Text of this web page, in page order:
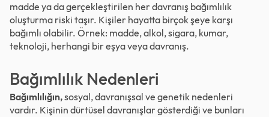
madde ya da gerçekleştirilen her davranış bağımlılık
oluşturma riski taşır. Kişiler hayatta birçok şeye karşı
bağımlı olabilir. Örnek: madde, alkol, sigara, kumar,
teknoloji, herhangi bir eşya veya davranış.
Bağımlılık Nedenleri
Bağımlılığın,sosyal, davranışsal ve genetik nedenleri
vardır. Kişinin dürtüsel davranışlar gösterdiği ve bunları